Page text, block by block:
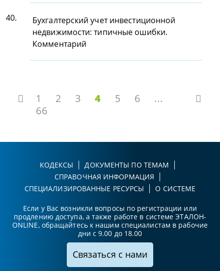
40.
Бухгалтерский учет инвестиционной
недвижимости: типичные ошибки.
Комментарий
1 2 3 4 5 6
...
66
КОДЕКСЫ
ДОКУМЕНТЫ ПО ТЕМАМ
СПРАВОЧНАЯ ИНФОРМАЦИЯ
СПЕЦИАЛИЗИРОВАННЫЕ РЕСУРСЫ
О СИСТЕМЕ
Если у Вас возникли вопросы по регистрации или
продлению доступа, а также работе в системе ЭТАЛОН-
ONLINE, обращайтесь к нашим специалистам в рабочие
дни с 9.00 до 18.00
Связаться с нами